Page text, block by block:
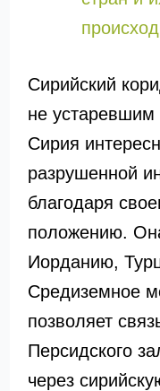
Сирийский
не устаревшим
Сирия
разрушенной
благодаря
положению.
Иорданию,
Средиземное
позволяет
Персидского
через